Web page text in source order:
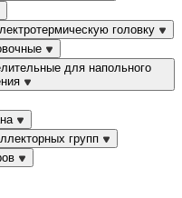
головку
для напольного
групп